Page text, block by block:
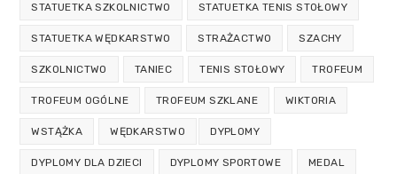
STATUETKA SZKOLNICTWO STATUETKA TENIS STOŁOWY
STATUETKA WĘDKARSTWO STRAŻACTWO SZACHY
SZKOLNICTWO TANIEC TENIS STOŁOWY TROFEUM
TROFEUM OGÓLNE TROFEUM SZKLANE WIKTORIA
WSTĄŻKA WĘDKARSTWO DYPLOMY
DYPLOMY DLA DZIECI DYPLOMY SPORTOWE MEDAL